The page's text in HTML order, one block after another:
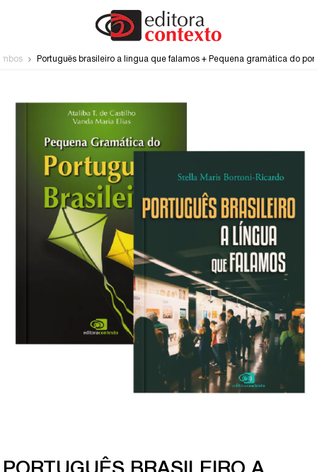
Português brasileiro a língua que falamos + Pequena gramática do